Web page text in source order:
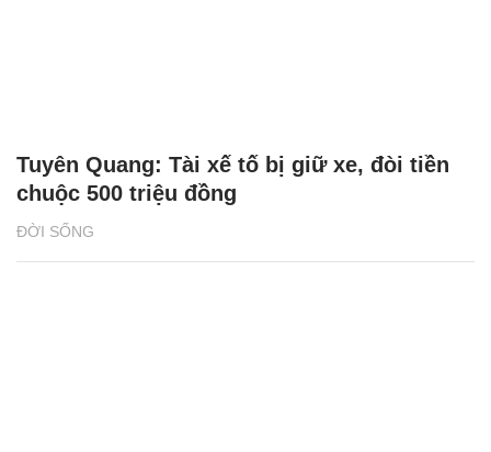
ĐỜI SỐNG
Tuyên Quang: Tài xế tố bị giữ xe, đòi tiền
chuộc 500 triệu đồng